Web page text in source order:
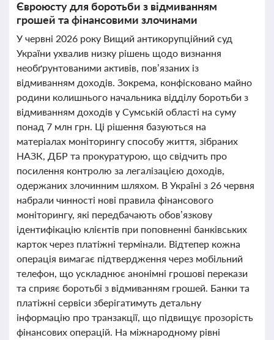
Євроюсту для боротьби з відмиванням
грошей та фінансовими злочинами
У червні 2026 року Вищий антикорупційний суд
України ухвалив низку рішень щодо визнання
необґрунтованими активів, пов’язаних із
відмиванням доходів. Зокрема, конфісковано майно
родини колишнього начальника відділу боротьби з
відмиванням доходів у Сумській області на суму
понад 7 млн грн. Ці рішення базуються на
матеріалах моніторингу способу життя, зібраних
НАЗК, ДБР та прокуратурою, що свідчить про
посилення контролю за легалізацією доходів,
одержаних злочинним шляхом. В Україні з 26 червня
набрали чинності нові правила фінансового
моніторингу, які передбачають обов’язкову
ідентифікацію клієнтів при поповненні банківських
карток через платіжні термінали. Відтепер кожна
операція вимагає підтвердження через мобільний
телефон, що ускладнює анонімні грошові перекази
та сприяє боротьбі з відмиванням грошей. Банки та
платіжні сервіси зберігатимуть детальну
інформацію про транзакції, що підвищує прозорість
фінансових операцій. На міжнародному рівні